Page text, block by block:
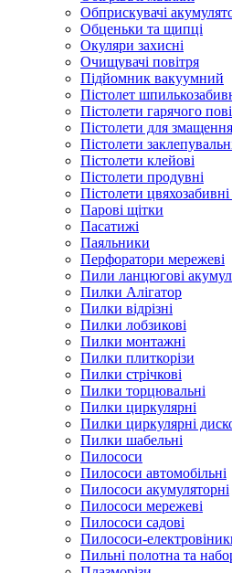
Обприскувачі
Обценьки та щипці
Окуляри захисні
Очищувачі повітря
Підйомник вакуумний
Пістолет
Пістолети гарячого
Пістолети для
Пістолети
Пістолети клейові
Пістолети продувні
Пістолети
Парові щітки
Пасатижі
Паяльники
Перфоратори мережеві
Пили ланцюгові
Пилки Алігатор
Пилки відрізні
Пилки лобзикові
Пилки монтажні
Пилки плиткорізи
Пилки стрічкові
Пилки торцювальні
Пилки циркулярні
Пилки циркулярні
Пилки шабельні
Пилососи
Пилососи автомобільні
Пилососи акумуляторні
Пилососи мережеві
Пилососи садові
Пилососи-
Пильні полотна та